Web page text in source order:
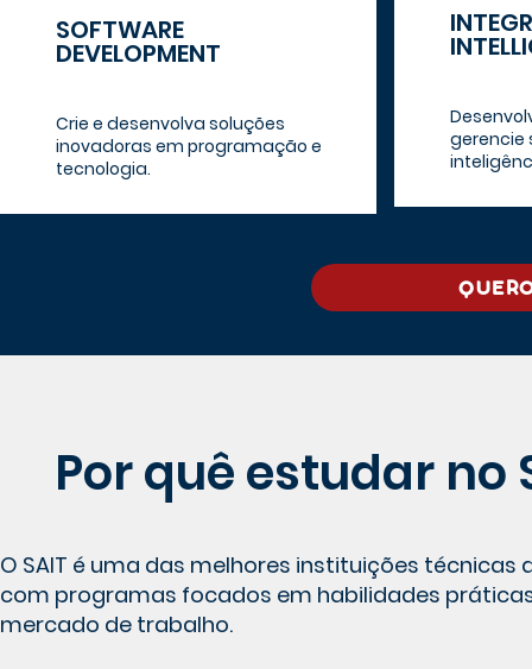
SOFTWARE
DEVELOPMENT
Crie e desenvolva soluções
inovadoras em programação e
tecnologia.
gerencie
Por quê estudar no
O SAIT é uma das melhores instituições técnicas
com programas focados em habilidades
mercado de trabalho.